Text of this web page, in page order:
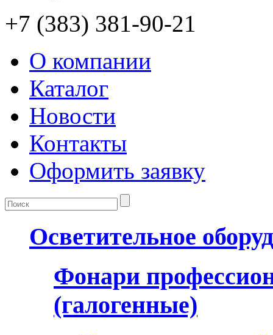
+7 (383) 381-90-21
О компании
Каталог
Новости
Контакты
Оформить заявку
Осветительное
Фонари
(галогенные)